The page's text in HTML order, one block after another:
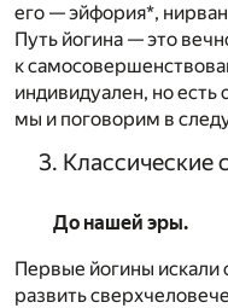
его — эйфория*,
Путь йогина — это
к
индивидуален, но
мы и поговорим в
3. Классические
До нашей эры.
Первые йогины искали
развить